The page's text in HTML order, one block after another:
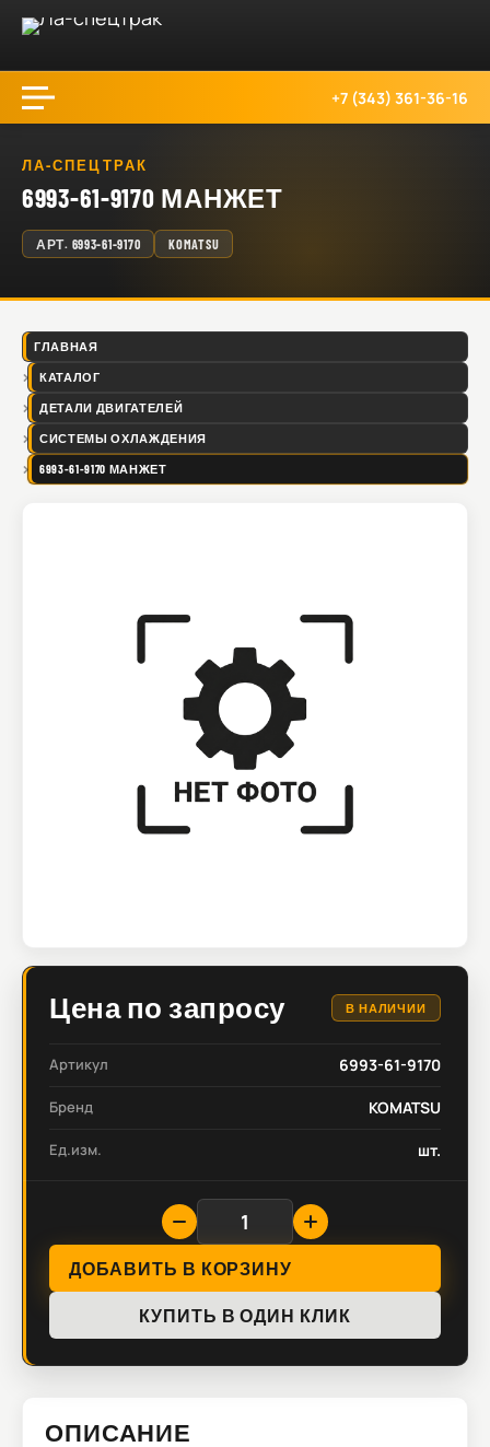
+7 (343) 361-36-16
ЛА-СПЕЦТРАК
6993-61-9170 МАНЖЕТ
АРТ. 6993-61-9170 KOMATSU
ГЛАВНАЯ
КАТАЛОГ
ДЕТАЛИ ДВИГАТЕЛЕЙ
СИСТЕМЫ ОХЛАЖДЕНИЯ
6993-61-9170 МАНЖЕТ
Цена по запросу В НАЛИЧИИ
Артикул 6993-61-9170
Бренд KOMATSU
Ед.изм. шт.
ДОБАВИТЬ В КОРЗИНУ
КУПИТЬ В ОДИН КЛИК
ОПИСАНИЕ